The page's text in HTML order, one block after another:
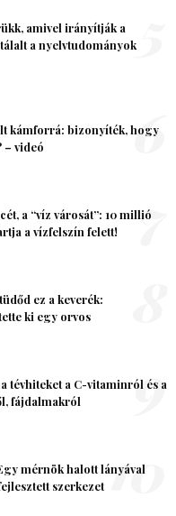
amivel irányítják a
a nyelvtudományok
kámforrá: bizonyíték, hogy
– videó
6
a “víz városát”: 10 millió
a vízfelszín felett!
7
ez a keverék:
ki egy orvos
tévhiteket a C-vitaminról és a
fájdalmakról
9
mérnök halott lányával
szerkezet 10